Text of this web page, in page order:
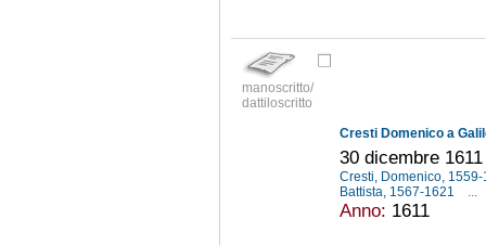
manoscritto/
dattiloscritto
Cresti Domenico a
30 dicembre 1611
Cresti, Domenico,
Battista, 1567-1621
Anno: 1611